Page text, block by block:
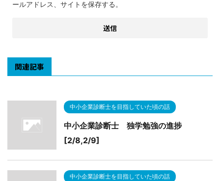
ールアドレス、サイトを保存する。
関連記事
中小企業診断士を目指していた頃の話
中小企業診断士 独学勉強の進捗
[2/8,2/9]
中小企業診断士を目指していた頃の話